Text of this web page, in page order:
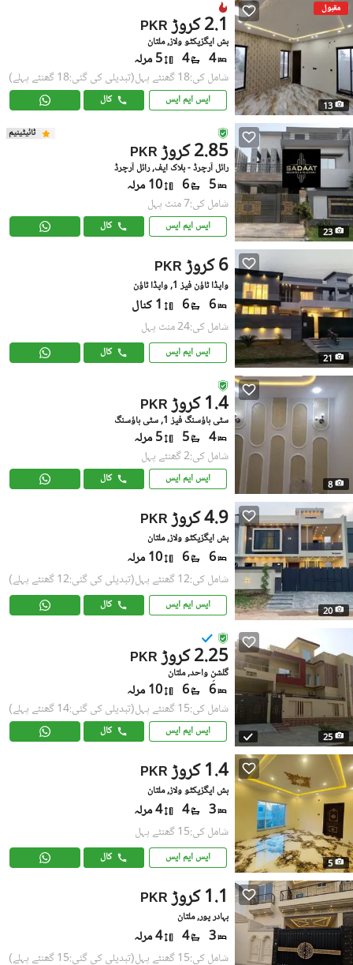
مقبول
13
PKR 2.1 کروڑ
بش ایگزیکٹو ولاز, ملتان
4
4 5 مرلہ
شامل کی:18 گھنٹے پہل (تبدیلی کی گئی:18 گھنٹے پہلے)
ایس ایم ایس کال
23
ٹائیٹینیم
PKR 2.85 کروڑ
رائل آرچرڈ - بلاک ایف, رائل آرچرڈ
5
6 10 مرلہ
شامل کی:7 منٹ پہل
ایس ایم ایس کال
21
PKR 6 کروڑ
واپڈا ٹاؤن فیز 1, واپڈا ٹاؤن
6
6 1 کنال
شامل کی:24 منٹ پہل
ایس ایم ایس کال
8
PKR 1.4 کروڑ
سٹی ہاؤسنگ فیز 1, سٹی ہاؤسنگ
4
5 5 مرلہ
شامل کی:2 گھنٹے پہل
ایس ایم ایس کال
20
PKR 4.9 کروڑ
بش ایگزیکٹو ولاز, ملتان
6
6 10 مرلہ
شامل کی:12 گھنٹے پہل (تبدیلی کی گئی:12 گھنٹے پہلے)
ایس ایم ایس کال
25
PKR 2.25 کروڑ
گلشنِ واحد, ملتان
6
6 10 مرلہ
شامل کی:15 گھنٹے پہل (تبدیلی کی گئی:14 گھنٹے پہلے)
ایس ایم ایس کال
5
PKR 1.4 کروڑ
بش ایگزیکٹو ولاز, ملتان
3
4 4 مرلہ
شامل کی:15 گھنٹے پہل
ایس ایم ایس کال
PKR 1.1 کروڑ
بہادر پور, ملتان
3
4 4 مرلہ
شامل کی:15 گھنٹے پہل (تبدیلی کی گئی:15 گھنٹے پہلے)